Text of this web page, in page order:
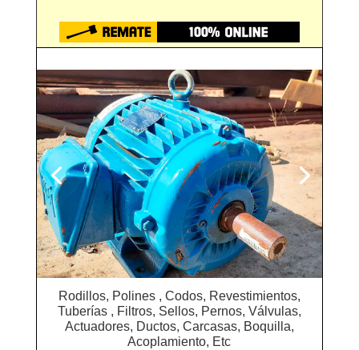
Rodillos, Polines , Codos, Revestimientos,
Tuberías , Filtros, Sellos, Pernos, Válvulas,
Actuadores, Ductos, Carcasas, Boquilla,
Acoplamiento, Etc